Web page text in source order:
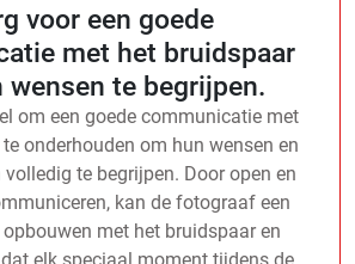
voor een goede
met het bruidspaar
wensen te begrijpen.
om een goede communicatie met
onderhouden om hun wensen en
te begrijpen. Door open en
kan de fotograaf een
met het bruidspaar en